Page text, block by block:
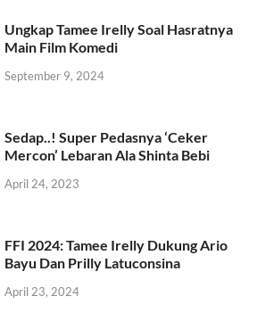
Ungkap Tamee Irelly Soal Hasratnya
Main Film Komedi
September 9, 2024
Sedap..! Super Pedasnya ‘Ceker
Mercon’ Lebaran Ala Shinta Bebi
April 24, 2023
FFI 2024: Tamee Irelly Dukung Ario
Bayu Dan Prilly Latuconsina
April 23, 2024